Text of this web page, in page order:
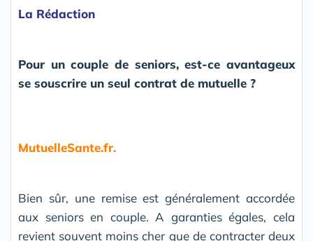
La Rédaction
Pour un couple de seniors, est-ce avantageux
se souscrire un seul contrat de mutuelle ?
MutuelleSante.fr.
Bien sûr, une remise est généralement accordée
aux seniors en couple. A garanties égales, cela
revient souvent moins cher que de contracter deux